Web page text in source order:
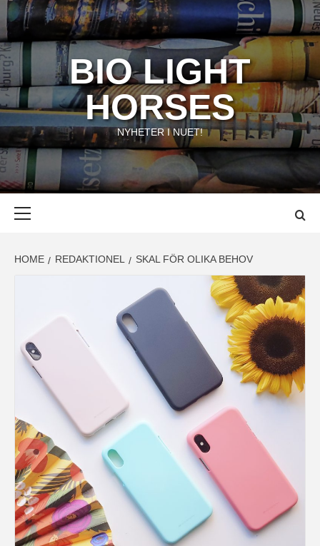
Skip
to
content
BIO LIGHT
HORSES
NYHETER I NUET!
HOME REDAKTIONEL SKAL FÖR OLIKA BEHOV